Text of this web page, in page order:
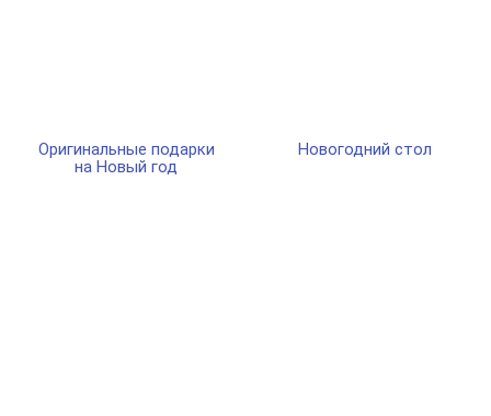
Оригинальные подарки
на Новый год
Новогодний стол